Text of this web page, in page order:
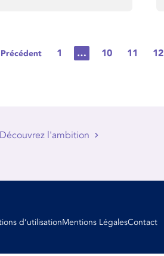
Précédent 1 … 10 11 12
Découvrez l'ambition
d’utilisationMentions LégalesContact